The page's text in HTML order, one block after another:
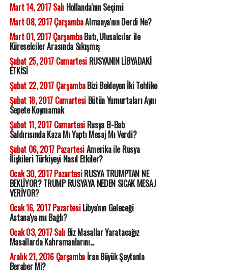
Mart 14, 2017 SalıHollanda'nın Seçimi
Mart 08, 2017 ÇarşambaAlmanya'nın Derdi Ne?
Mart 01, 2017 ÇarşambaBatı, Ulusalcılar ile
Küreselciler Arasında Sıkışmış
Şubat 25, 2017 CumartesiRUSYANIN LİBYADAKİ
ETKİSİ
Şubat 22, 2017 ÇarşambaBizi Bekleyen İki Tehlike
Şubat 18, 2017 CumartesiBütün Yumurtaları Aynı
Sepete Koymamak
Şubat 11, 2017 CumartesiRusya El-Bab
Saldırısında Kaza Mı Yaptı Mesaj Mı Verdi?
Şubat 06, 2017 PazartesiAmerika ile Rusya
İlişkileri Türkiyeyi Nasıl Etkiler?
Ocak 30, 2017 PazartesiRUSYA TRUMPTAN NE
BEKLİYOR? TRUMP RUSYAYA NEDEN SICAK MESAJ
VERİYOR?
Ocak 16, 2017 PazartesiLibya'nın Geleceği
Astana'ya mı Bağlı?
Ocak 03, 2017 SalıBiz Masallar Yaratacağız
Masallarda Kahramanlarını...
Aralık 21, 2016 Çarşambaİran Büyük Şeytanla
Beraber Mi?